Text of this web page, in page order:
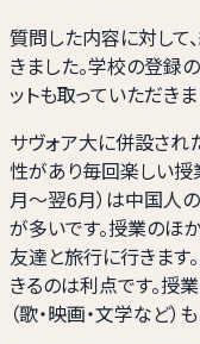
質問した内容に対して
きました。学校の登録
ットも取っていただきま
サヴォア大に併設され
性があり毎回楽しい授
月〜翌6月）は中国人
が多いです。授業のほ
友達と旅行に行きます
きるのは利点です。授
（歌・映画・文学など）